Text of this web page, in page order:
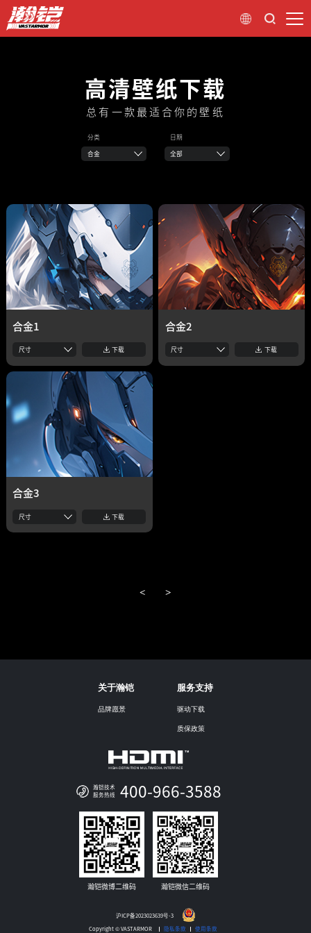
高清壁纸下载
总有一款最适合你的壁纸
分类
合金
日期
全部
合金1
尺寸 下载
合金2
尺寸 下载
合金3
尺寸 下载
< >
关于瀚铠
品牌愿景
服务支持
驱动下载
质保政策
瀚铠技术
服务热线
400-966-3588
瀚铠微博二维码 瀚铠微信二维码
沪ICP备2023023639号-3
Copyright © VASTARMOR 隐私条款 使用条款